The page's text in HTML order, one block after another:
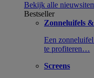
Bekijk alle
Bestseller
Zonneluifels
Een
te profiteren…
Screens